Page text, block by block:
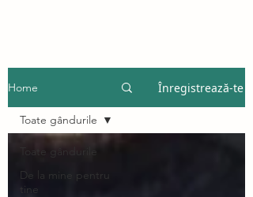
Home Înregistrează-te
De la mine pentru
tine
Toate gândurile